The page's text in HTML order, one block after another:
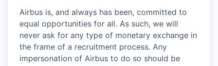
Airbus is, and always has been, committed to
equal opportunities for all. As such, we will
never ask for any type of monetary exchange in
the frame of a recruitment process. Any
impersonation of Airbus to do so should be